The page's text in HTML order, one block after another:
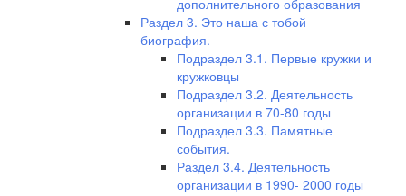
Раздел 3. Это наша с тобой
биография.
Подраздел 3.1. Первые кружки и
кружковцы
Подраздел 3.2. Деятельность
организации в 70-80 годы
Подраздел 3.3. Памятные
события.
Раздел 3.4. Деятельность
организации в 1990- 2000 годы